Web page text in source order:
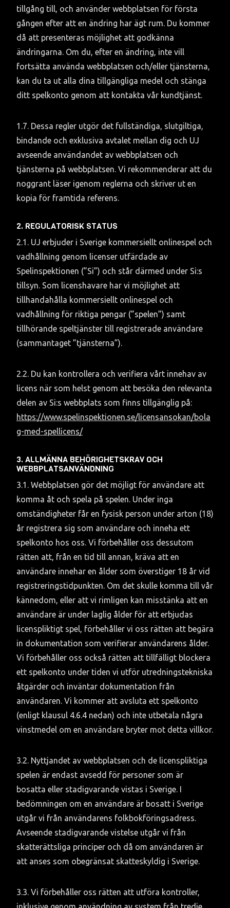
tillgång till, och använder webbplatsen för första
gången efter att en ändring har ägt rum. Du kommer
då att presenteras möjlighet att godkänna
ändringarna. Om du, efter en ändring, inte vill
fortsätta använda webbplatsen och/eller tjänsterna,
kan du ta ut alla dina tillgängliga medel och stänga
ditt spelkonto genom att kontakta vår kundtjänst.
1.7. Dessa regler utgör det fullständiga, slutgiltiga,
bindande och exklusiva avtalet mellan dig och UJ
avseende användandet av webbplatsen och
tjänsterna på webbplatsen. Vi rekommenderar att du
noggrant läser igenom reglerna och skriver ut en
kopia för framtida referens.
2. REGULATORISK STATUS
2.1. UJ erbjuder i Sverige kommersiellt onlinespel och
vadhållning genom licenser utfärdade av
Spelinspektionen (”Si”) och står därmed under Si:s
tillsyn. Som licenshavare har vi möjlighet att
tillhandahålla kommersiellt onlinespel och
vadhållning för riktiga pengar (”spelen”) samt
tillhörande speltjänster till registrerade användare
(sammantaget ”tjänsterna”).
2.2. Du kan kontrollera och verifiera vårt innehav av
licens när som helst genom att besöka den relevanta
https://www.spelinspektionen.se/licensansokan/bola
g-med-spellicens/
3. ALLMÄNNA BEHÖRIGHETSKRAV OCH
WEBBPLATSANVÄNDNING
3.1. Webbplatsen gör det möjligt för användare att
komma åt och spela på spelen. Under inga
omständigheter får en fysisk person under arton (18)
år registrera sig som användare och inneha ett
spelkonto hos oss. Vi förbehåller oss dessutom
rätten att, från en tid till annan, kräva att en
användare innehar en ålder som överstiger 18 år vid
registreringstidpunkten. Om det skulle komma till vår
kännedom, eller att vi rimligen kan misstänka att en
användare är under laglig ålder för att erbjudas
licenspliktigt spel, förbehåller vi oss rätten att begära
in dokumentation som verifierar användarens ålder.
Vi förbehåller oss också rätten att tillfälligt blockera
ett spelkonto under tiden vi utför utredningstekniska
åtgärder och inväntar dokumentation från
användaren. Vi kommer att avsluta ett spelkonto
(enligt klausul 4.6.4 nedan) och inte utbetala några
vinstmedel om en användare bryter mot detta villkor.
3.2. Nyttjandet av webbplatsen och de licenspliktiga
spelen är endast avsedd för personer som är
bosatta eller stadigvarande vistas i Sverige. I
bedömningen om en användare är bosatt i Sverige
utgår vi från användarens folkbokföringsadress.
Avseende stadigvarande vistelse utgår vi från
skatterättsliga principer och då om användaren är
att anses som obegränsat skatteskyldig i Sverige.
3.3. Vi förbehåller oss rätten att utföra kontroller,